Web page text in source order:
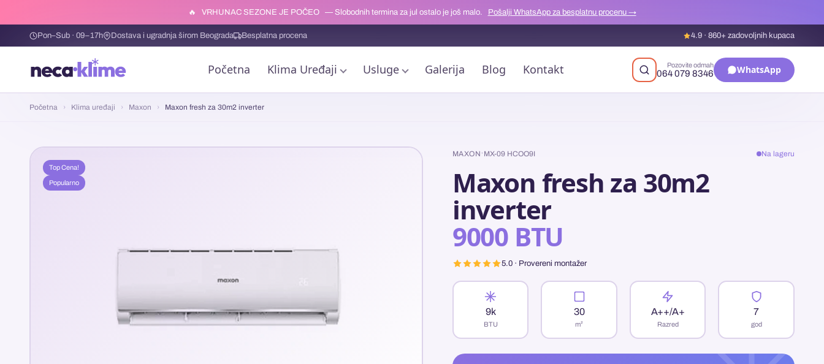
🔥 VRHUNAC SEZONE JE POČEO — Slobodnih termina za jul ostalo je još malo. Pošalji WhatsApp za besplatnu procenu →
Pon–Sub · 09–17h Dostava i ugradnja širom Beograda Besplatna procena 4.9 · 860+ zadovoljnih kupaca
Početna Klima Uređaji Usluge Galerija Blog Kontakt Pozovite odmah
064 079 8346 WhatsApp
Početna › Klima uređaji › Maxon › Maxon fresh za 30m2 inverter
Top Cena!
Popularno
MAXON · MX-09 HCOO9I Na lageru
Maxon fresh za 30m2
inverter
9000 BTU
5.0 · Provereni montažer
9k
BTU
30
m²
A++/A+
Razred
7
god